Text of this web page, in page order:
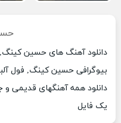
دانلود آهنگ های حسین
بیوگرافی حسین کینگ, فول
دانلود همه آهنگهای قدیمی
یک فایل